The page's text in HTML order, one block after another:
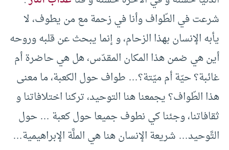
شرعت في الطّواف وأنا في زحمة مع من يطوف، لا
يأبه الإنسان بهذا الزحام، و إنما يبحث عن قلبه وروحه
أين هي ضمن هذا المكان المقدّس، هل هي حاضرة أم
غائبة؟ حيّة أم ميّتة؟… طواف حول الكعبة، ما معنى
هذا الطّواف؟ يجمعنا هنا التوحيد، تركنا اختلافاتنا و
ثقافاتنا، وجئنا كي نطوف جميعا حول كعبة … حول
التَّوحيد… شريعة الإنسان هنا هي الملَّة الإبراهيمية…